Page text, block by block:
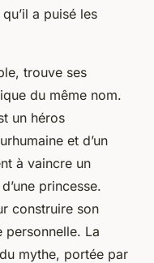
a puisé les
trouve ses
du même nom.
un héros
et d’un
à vaincre un
princesse.
construire son
personnelle. La
mythe, portée par